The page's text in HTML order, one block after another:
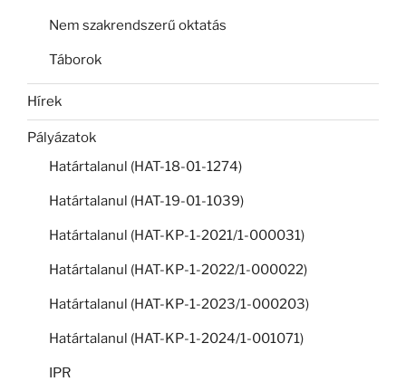
Nem szakrendszerű oktatás
Táborok
Hírek
Pályázatok
Határtalanul (HAT-18-01-1274)
Határtalanul (HAT-19-01-1039)
Határtalanul (HAT-KP-1-2021/1-000031)
Határtalanul (HAT-KP-1-2022/1-000022)
Határtalanul (HAT-KP-1-2023/1-000203)
Határtalanul (HAT-KP-1-2024/1-001071)
IPR